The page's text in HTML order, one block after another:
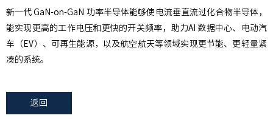
新一代 GaN-on-GaN 功率半导体能够使电流垂直流过化合物半导体，
能实现更高的工作电压和更快的开关频率，助力AI 数据中心、电动汽
车（EV）、可再生能源，以及航空航天等领域实现更节能、更轻量紧
凑的系统。
返回